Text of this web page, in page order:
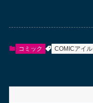
コミック COMICアイル